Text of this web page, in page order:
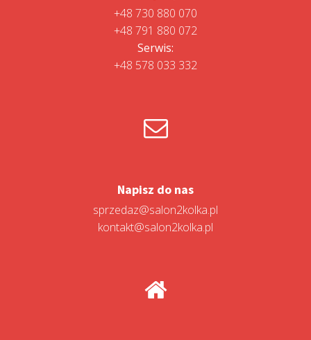
+48 730 880 070
+48 791 880 072
Serwis:
+48 578 033 332
Napisz do nas
sprzedaz@salon2kolka.pl
kontakt@salon2kolka.pl